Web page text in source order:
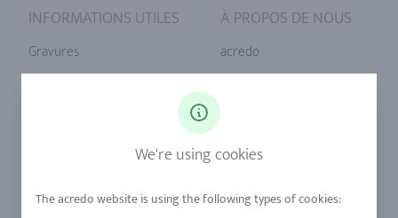
INFORMATIONS UTILES
Gravures
Urban Mining
À PROPOS DE NOUS
acredo
Notre qualité
Boutique +32 (2) 358 61 07
We're using cookies